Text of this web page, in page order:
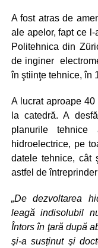
A fost atras de
ale apelor, fapt ce
Politehnica din
de inginer
în ştiinţe tehnice, în
A lucrat aproape
la catedră. A
planurile
hidroelectrice, pe
datele tehnice, cât
astfel de
„De dezvoltarea
leagă indisolubil
Întors în ţară după
şi-a susținut şi